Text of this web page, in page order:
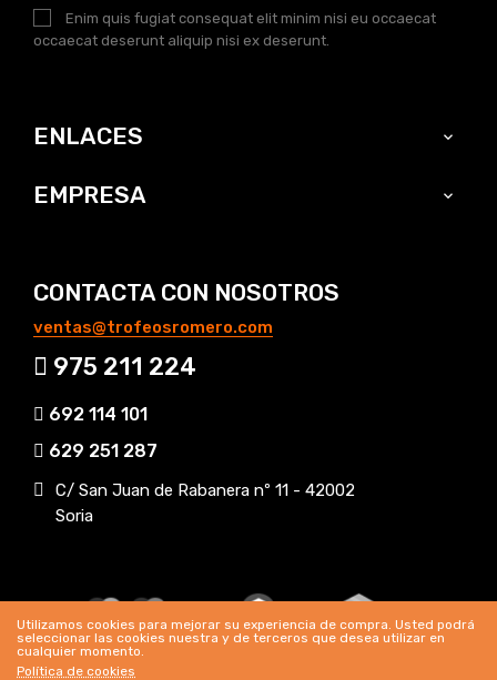
Utilizamos cookies para mejorar su experiencia de compra. Usted podrá
seleccionar las cookies nuestra y de terceros que desea utilizar en
cualquier momento.
Política de cookies
Enim quis fugiat consequat elit minim nisi eu occaecat
occaecat deserunt aliquip nisi ex deserunt.
ENLACES 
EMPRESA 
CONTACTA CON NOSOTROS
ventas@trofeosromero.com
975 211 224
692 114 101
629 251 287
C/ San Juan de Rabanera nº 11 - 42002
Soria